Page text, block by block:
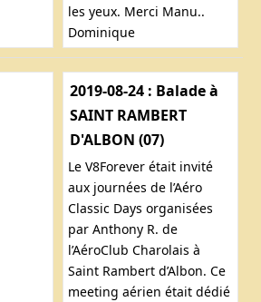
les yeux. Merci Manu..
Dominique
2019-08-24 : Balade à
SAINT RAMBERT
D'ALBON (07)
Le V8Forever était invité
aux journées de l’Aéro
Classic Days organisées
par Anthony R. de
l’AéroClub Charolais à
Saint Rambert d’Albon. Ce
meeting aérien était dédié